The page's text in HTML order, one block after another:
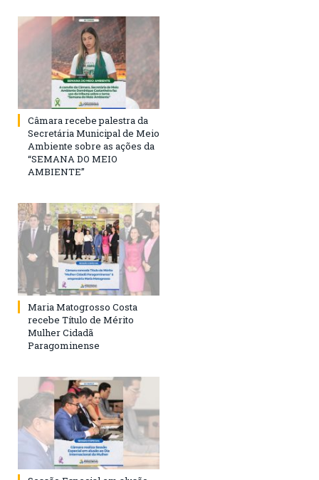
Câmara recebe palestra da
Secretária Municipal de Meio
Ambiente sobre as ações da
“SEMANA DO MEIO
AMBIENTE”
Maria Matogrosso Costa
recebe Título de Mérito
Mulher Cidadã
Paragominense